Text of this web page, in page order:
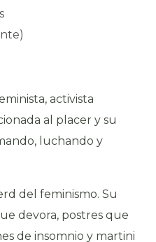
activista
al placer y su
luchando y
del feminismo. Su
devora, postres que
de insomnio y martini